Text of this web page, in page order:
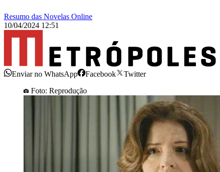
Resumo das Novelas Online
10/04/2024 12:51
Enviar no WhatsApp Facebook
Twitter
Foto: Reprodução